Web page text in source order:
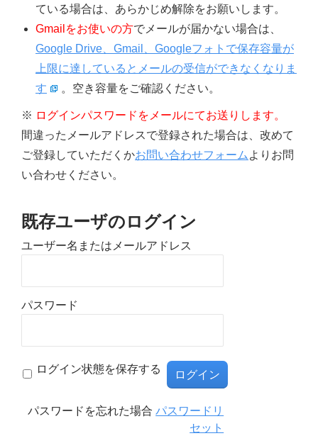
ている場合は、あらかじめ解除をお願いします。
Gmailをお使いの方でメールが届かない場合は、
Google Drive、Gmail、Googleフォトで保存容量が
上限に達しているとメールの受信ができなくなりま
す
。空き容量をご確認ください。
※ ログインパスワードをメールにてお送りします。
間違ったメールアドレスで登録された場合は、改めて
ご登録していただくかお問い合わせフォーム よりお問
い合わせください。
既存ユーザのログイン
ユーザー名またはメールアドレス
パスワード
ログイン状態を保存する
パスワードを忘れた場合パスワードリ
セット